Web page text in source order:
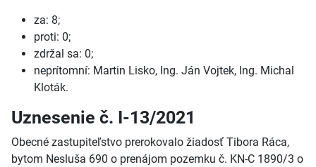
za: 8;
proti: 0;
zdržal sa: 0;
neprítomní: Martin Lisko, Ing. Ján Vojtek, Ing. Michal
Kloták.
Uznesenie č. I-13/2021
Obecné zastupiteľstvo prerokovalo žiadosť Tibora Ráca,
bytom Nesluša 690 o prenájom pozemku č. KN-C 1890/3 o